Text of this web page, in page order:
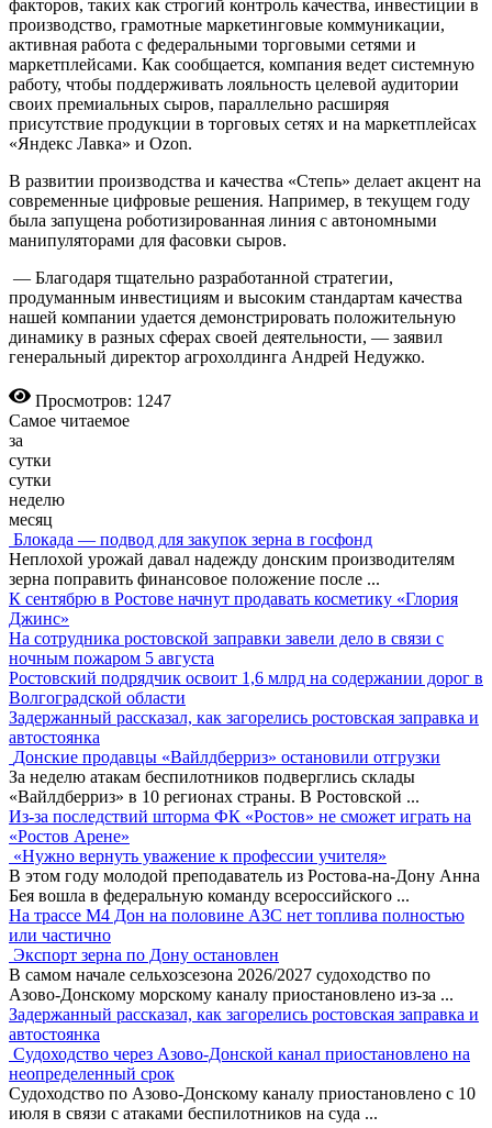
факторов, таких как строгий контроль качества, инвестиции в
производство, грамотные маркетинговые коммуникации,
активная работа с федеральными торговыми сетями и
маркетплейсами. Как сообщается, компания ведет системную
работу, чтобы поддерживать лояльность целевой аудитории
своих премиальных сыров, параллельно расширяя
присутствие продукции в торговых сетях и на маркетплейсах
«Яндекс Лавка» и Ozon.
В развитии производства и качества «Степь» делает акцент на
современные цифровые решения. Например, в текущем году
была запущена роботизированная линия с автономными
манипуляторами для фасовки сыров.
— Благодаря тщательно разработанной стратегии,
продуманным инвестициям и высоким стандартам качества
нашей компании удается демонстрировать положительную
динамику в разных сферах своей деятельности, — заявил
генеральный директор агрохолдинга Андрей Недужко.
Просмотров: 1247
Самое читаемое
за
сутки
сутки
неделю
месяц
Блокада — подвод для закупок зерна в госфонд
Неплохой урожай давал надежду донским производителям
зерна поправить финансовое положение после ...
К сентябрю в Ростове начнут продавать косметику «Глория
Джинс»
На сотрудника ростовской заправки завели дело в связи с
ночным пожаром 5 августа
Ростовский подрядчик освоит 1,6 млрд на содержании дорог в
Волгоградской области
Задержанный рассказал, как загорелись ростовская заправка и
автостоянка
Донские продавцы «Вайлдберриз» остановили отгрузки
За неделю атакам беспилотников подверглись склады
«Вайлдберриз» в 10 регионах страны. В Ростовской ...
Из-за последствий шторма ФК «Ростов» не сможет играть на
«Ростов Арене»
«Нужно вернуть уважение к профессии учителя»
В этом году молодой преподаватель из Ростова-на-Дону Анна
Бея вошла в федеральную команду всероссийского ...
На трассе М4 Дон на половине АЗС нет топлива полностью
или частично
Экспорт зерна по Дону остановлен
В самом начале сельхозсезона 2026/2027 судоходство по
Азово-Донскому морскому каналу приостановлено из-за ...
Задержанный рассказал, как загорелись ростовская заправка и
автостоянка
Судоходство через Азово-Донской канал приостановлено на
неопределенный срок
Судоходство по Азово-Донскому каналу приостановлено с 10
июля в связи с атаками беспилотников на суда ...